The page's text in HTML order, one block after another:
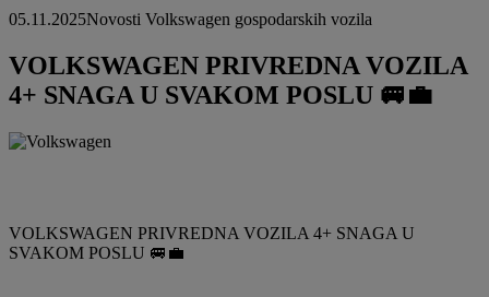
05.11.2025Novosti Volkswagen gospodarskih vozila
VOLKSWAGEN PRIVREDNA VOZILA
4+ SNAGA U SVAKOM POSLU 🚐💼
VOLKSWAGEN PRIVREDNA VOZILA 4+ SNAGA U
SVAKOM POSLU 🚐💼